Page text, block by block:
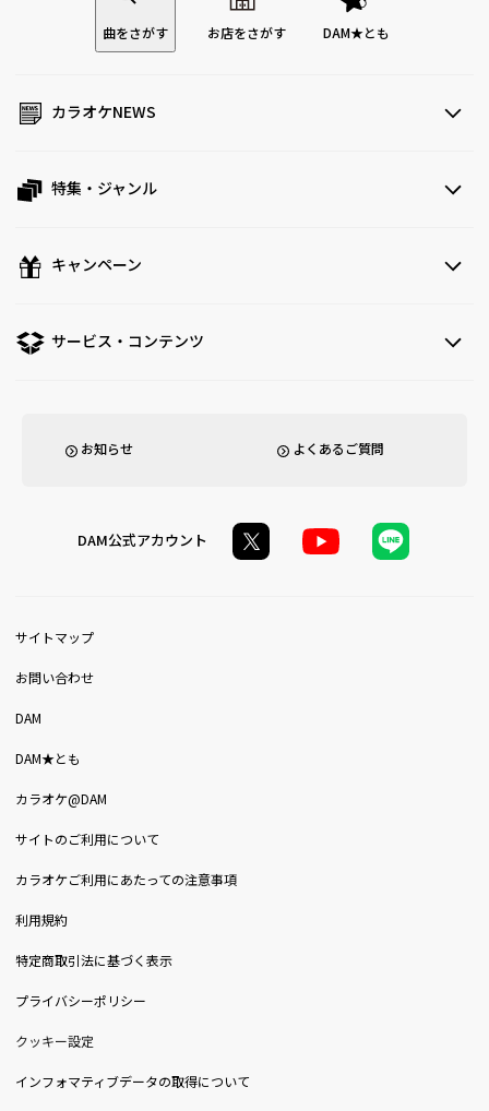
曲をさがす お店をさがす DAM★とも
カラオケNEWS
特集・ジャンル
キャンペーン
サービス・コンテンツ
お知らせ よくあるご質問
DAM公式アカウント
サイトマップ
お問い合わせ
DAM
DAM★とも
カラオケ@DAM
サイトのご利用について
カラオケご利用にあたっての注意事項
利用規約
特定商取引法に基づく表示
プライバシーポリシー
クッキー設定
インフォマティブデータの取得について